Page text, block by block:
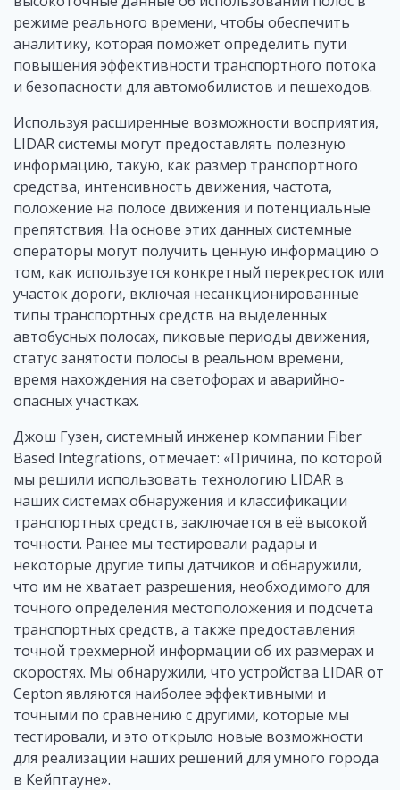
режиме реального времени, чтобы обеспечить
аналитику, которая поможет определить пути
повышения эффективности транспортного потока
и безопасности для автомобилистов и пешеходов.
Используя расширенные возможности восприятия,
LIDAR системы могут предоставлять полезную
информацию, такую, как размер транспортного
средства, интенсивность движения, частота,
положение на полосе движения и потенциальные
препятствия. На основе этих данных системные
операторы могут получить ценную информацию о
том, как используется конкретный перекресток или
участок дороги, включая несанкционированные
типы транспортных средств на выделенных
автобусных полосах, пиковые периоды движения,
статус занятости полосы в реальном времени,
время нахождения на светофорах и аварийно-
опасных участках.
Джош Гузен, системный инженер компании Fiber
Based Integrations, отмечает: «Причина, по которой
мы решили использовать технологию LIDAR в
наших системах обнаружения и классификации
транспортных средств, заключается в её высокой
точности. Ранее мы тестировали радары и
некоторые другие типы датчиков и обнаружили,
что им не хватает разрешения, необходимого для
точного определения местоположения и подсчета
транспортных средств, а также предоставления
точной трехмерной информации об их размерах и
скоростях. Мы обнаружили, что устройства LIDAR от
Cepton являются наиболее эффективными и
точными по сравнению с другими, которые мы
тестировали, и это открыло новые возможности
для реализации наших решений для умного города
в Кейптауне».